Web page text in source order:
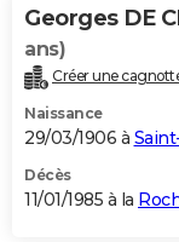
Georges DE
ans)
Créer une
Naissance
29/03/1906 à
Décès
11/01/1985 à la